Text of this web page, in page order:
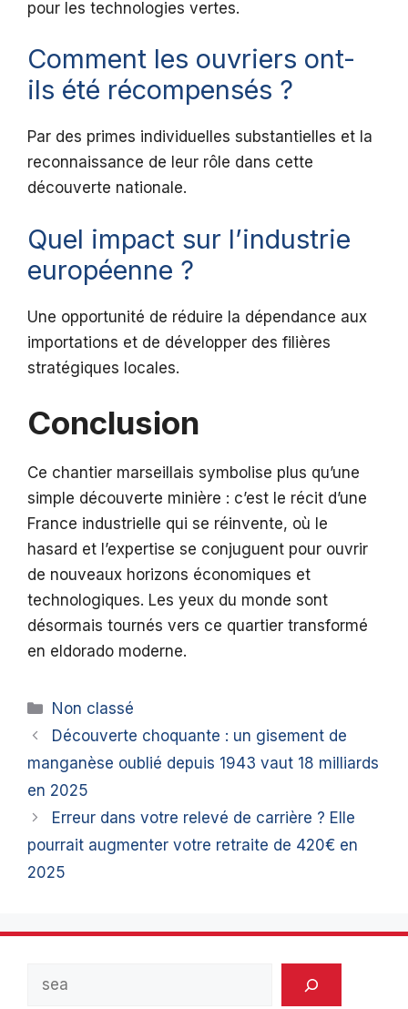
pour les technologies vertes.
Comment les ouvriers ont-
ils été récompensés ?
Par des primes individuelles substantielles et la
reconnaissance de leur rôle dans cette
découverte nationale.
Quel impact sur l’industrie
européenne ?
Une opportunité de réduire la dépendance aux
importations et de développer des filières
stratégiques locales.
Conclusion
Ce chantier marseillais symbolise plus qu’une
simple découverte minière : c’est le récit d’une
France industrielle qui se réinvente, où le
hasard et l’expertise se conjuguent pour ouvrir
de nouveaux horizons économiques et
technologiques. Les yeux du monde sont
désormais tournés vers ce quartier transformé
en eldorado moderne.
Catégories
Non classé
Découverte choquante : un gisement de
manganèse oublié depuis 1943 vaut 18 milliards
en 2025
Erreur dans votre relevé de carrière ? Elle
pourrait augmenter votre retraite de 420€ en
2025